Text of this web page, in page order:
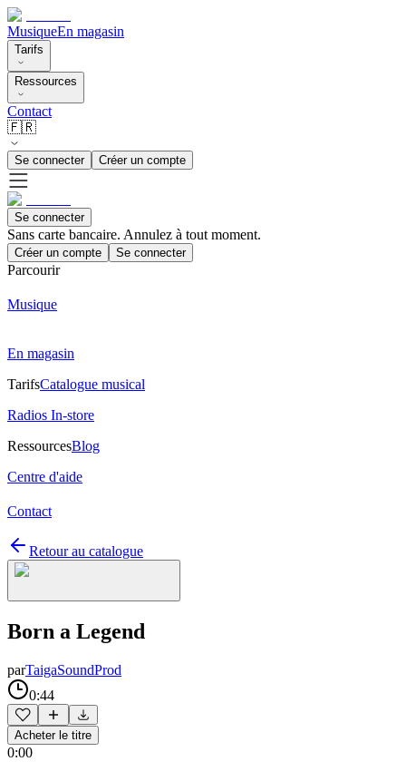
MusiqueEn magasin
Tarifs
Ressources
Contact
🇫🇷
Se connecter Créer un compte
Se connecter
Sans carte bancaire. Annulez à tout moment.
Créer un compte Se connecter
Parcourir
Musique
En magasin
TarifsCatalogue musical
Radios In-store
RessourcesBlog
Centre d'aide
Contact
Retour au catalogue
Born a Legend
parTaigaSoundProd
0:44
Acheter le titre
0:00